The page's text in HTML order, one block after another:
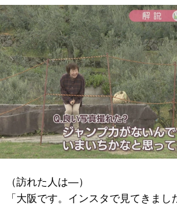
（訪れた人は―）
「大阪です。インスタで見てきまし